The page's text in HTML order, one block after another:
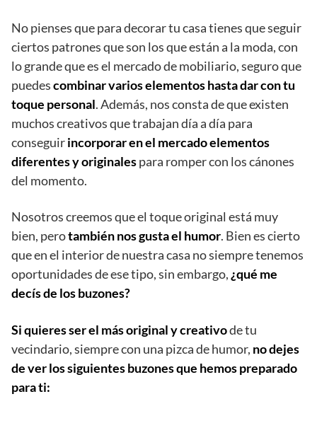
No pienses que para decorar tu casa tienes que seguir
ciertos patrones que son los que están a la moda, con
lo grande que es el mercado de mobiliario, seguro que
puedescombinar varios elementos hasta dar con tu
toque personal. Además, nos consta de que existen
muchos creativos que trabajan día a día para
conseguirincorporar en el mercado elementos
diferentes y originalespara romper con los cánones
del momento.
Nosotros creemos que el toque original está muy
bien, perotambién nos gusta el humor. Bien es cierto
que en el interior de nuestra casa no siempre tenemos
oportunidades de ese tipo, sin embargo, ¿qué me
decís de los buzones?
Si quieres ser el más original y creativode tu
vecindario, siempre con una pizca de humor, no dejes
de ver los siguientes buzones que hemos preparado
para ti: